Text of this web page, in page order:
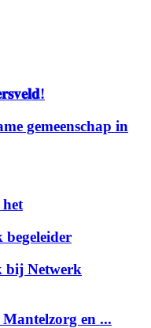
gemeenschap in
bij Netwerk
en ...